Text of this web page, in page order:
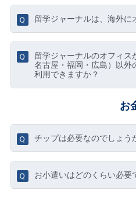
留学ジャーナルは、海外に
留学ジャーナルのオフィス
名古屋・福岡・広島）以外
利用できますか？
お
チップは必要なのでしょう
お小遣いはどのくらい必要